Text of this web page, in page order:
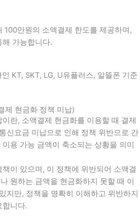
100만원의 소액결제 한도를 제공하며,
가능합니다.
KT, SKT, LG, U유플러스, 알뜰폰 기준
제 현금화 정책 미납)
란, 소액결제 현금화를 이용할 때 결제
신요금 미납으로 인해 정책 위반으로 간
용 가능 금액이 축소되는 상황을 의미
이 있으며, 이 정책에 위반되어 소액결
원하는 금액을 현금화하지 못할 때 이
지만, 정책을 명확히 이해하고 위반하지
합니다.